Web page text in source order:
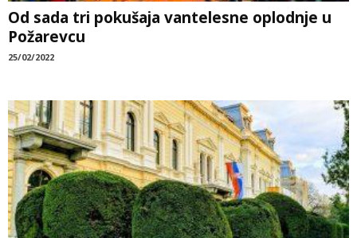
Od sada tri pokušaja vantelesne oplodnje u
Požarevcu
25/02/2022